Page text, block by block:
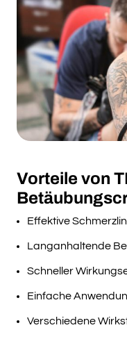
Vorteile von
Effektive
Langanhaltende
Schneller
Einfache
Verschiedene